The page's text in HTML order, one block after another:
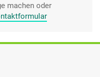
machen oder